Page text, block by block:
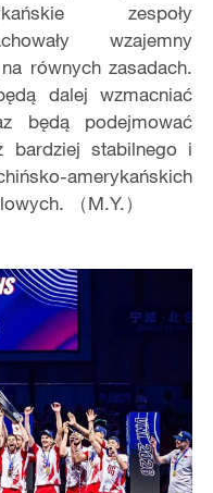
zespoły
wzajemny
równych zasadach.
dalej wzmacniać
będą podejmować
bardziej stabilnego i
amerykańskich
（M.Y.）